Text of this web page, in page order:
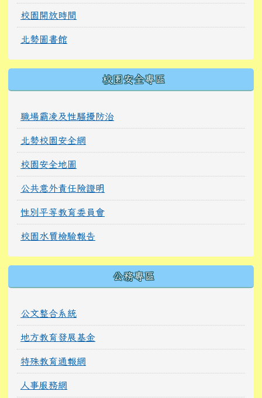
校園開放時間
北勢圖書館
校園安全專區
職場霸凌及性騷擾防治
北勢校園安全網
校園安全地圖
公共意外責任險證明
性別平等教育委員會
校園水質檢驗報告
公務專區
公文整合系統
地方教育發展基金
特殊教育通報網
人事服務網